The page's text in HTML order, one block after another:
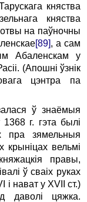
княст­ва
княства
на паўночны
[89], а сам
Абаленскам у
(Апошні ўзнік
цэнтра па
ў знаёмыя
г. гэта былі
пра зямельныя
крыніцах вельмі
правы,
ў сваіх руках
i нават у XVII ст.)
даволі цяжка.